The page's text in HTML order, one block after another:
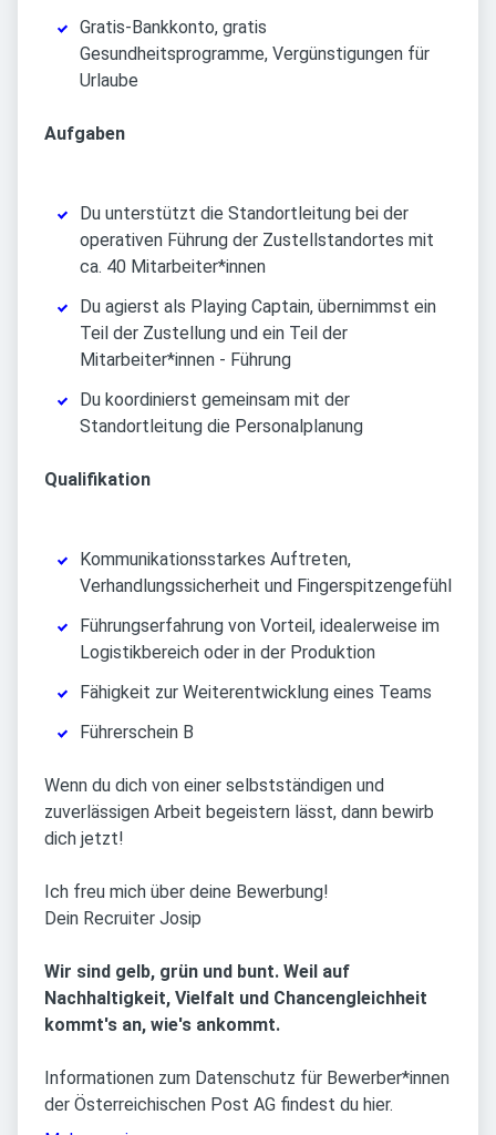
Gratis-Bankkonto, gratis
Gesundheitsprogramme, Vergünstigungen für
Urlaube
Aufgaben
Du unterstützt die Standortleitung bei der
operativen Führung der Zustellstandortes mit
ca. 40 Mitarbeiter*innen
Du agierst als Playing Captain, übernimmst ein
Teil der Zustellung und ein Teil der
Mitarbeiter*innen - Führung
Du koordinierst gemeinsam mit der
Standortleitung die Personalplanung
Qualifikation
Kommunikationsstarkes Auftreten,
Verhandlungssicherheit und Fingerspitzengefühl
Führungserfahrung von Vorteil, idealerweise im
Logistikbereich oder in der Produktion
Fähigkeit zur Weiterentwicklung eines Teams
Führerschein B
Wenn du dich von einer selbstständigen und
zuverlässigen Arbeit begeistern lässt, dann bewirb
dich jetzt!
Ich freu mich über deine Bewerbung!
Dein Recruiter Josip
Wir sind gelb, grün und bunt. Weil auf
Nachhaltigkeit, Vielfalt und Chancengleichheit
kommt's an, wie's ankommt.
Informationen zum Datenschutz für Bewerber*innen
der Österreichischen Post AG findest du hier.